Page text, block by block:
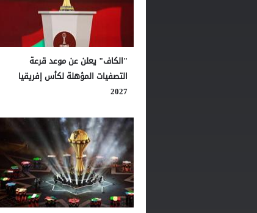
"الكاف" يعلن عن موعد قرعة
التصفيات المؤهلة لكأس إفريقيا
2027